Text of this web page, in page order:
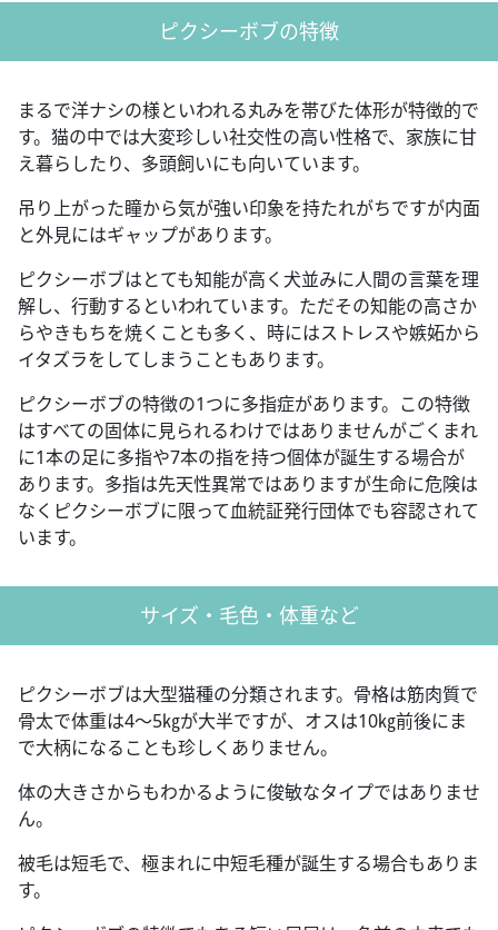
ピクシーボブの特徴
まるで洋ナシの様といわれる丸みを帯びた体形が特徴的で
す。猫の中では大変珍しい社交性の高い性格で、家族に甘
え暮らしたり、多頭飼いにも向いています。
吊り上がった瞳から気が強い印象を持たれがちですが内面
と外見にはギャップがあります。
ピクシーボブはとても知能が高く犬並みに人間の言葉を理
解し、行動するといわれています。ただその知能の高さか
らやきもちを焼くことも多く、時にはストレスや嫉妬から
イタズラをしてしまうこともあります。
ピクシーボブの特徴の1つに多指症があります。この特徴
はすべての固体に見られるわけではありませんがごくまれ
に1本の足に多指や7本の指を持つ個体が誕生する場合が
あります。多指は先天性異常ではありますが生命に危険は
なくピクシーボブに限って血統証発行団体でも容認されて
います。
サイズ・毛色・体重など
ピクシーボブは大型猫種の分類されます。骨格は筋肉質で
骨太で体重は4～5㎏が大半ですが、オスは10㎏前後にま
で大柄になることも珍しくありません。
体の大きさからもわかるように俊敏なタイプではありませ
ん。
被毛は短毛で、極まれに中短毛種が誕生する場合もありま
す。